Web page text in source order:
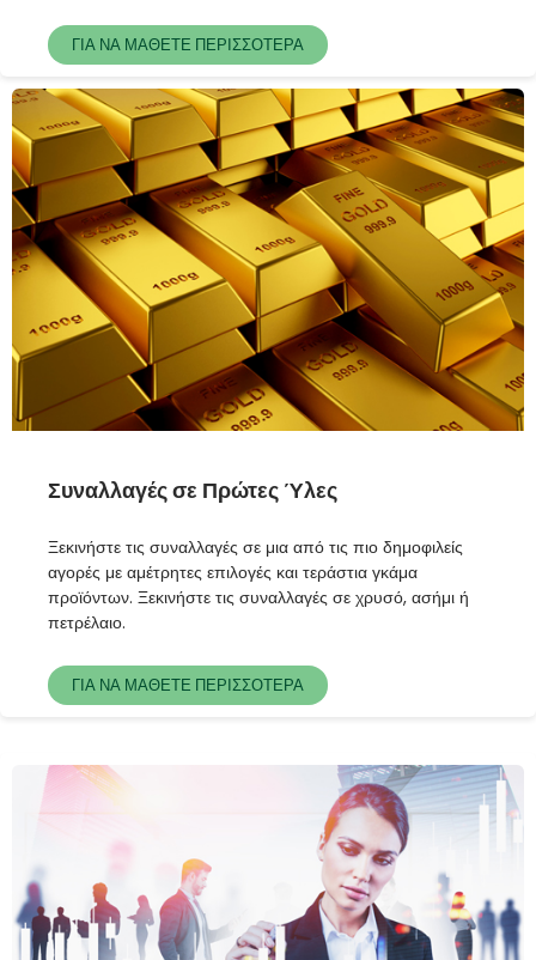
ΓΙΑ ΝΑ ΜΑΘΕΤΕ ΠΕΡΙΣΣΟΤΕΡΑ
Συναλλαγές σε Πρώτες Ύλες
Ξεκινήστε τις συναλλαγές σε μια από τις πιο δημοφιλείς
αγορές με αμέτρητες επιλογές και τεράστια γκάμα
προϊόντων. Ξεκινήστε τις συναλλαγές σε χρυσό, ασήμι ή
πετρέλαιο.
ΓΙΑ ΝΑ ΜΑΘΕΤΕ ΠΕΡΙΣΣΟΤΕΡΑ